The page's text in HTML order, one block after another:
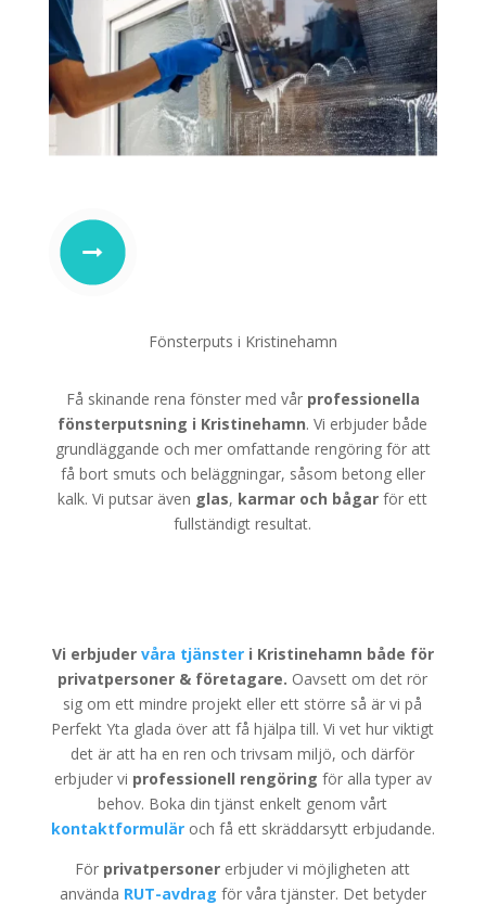
Fönsterputs i Kristinehamn
Få skinande rena fönster med vår professionella
fönsterputsning i Kristinehamn. Vi erbjuder både
grundläggande och mer omfattande rengöring för att
få bort smuts och beläggningar, såsom betong eller
kalk. Vi putsar även glas, karmar och bågar för ett
fullständigt resultat.
Vi erbjuder våra tjänsteri Kristinehamn både för
privatpersoner & företagare. Oavsett om det rör
sig om ett mindre projekt eller ett större så är vi på
Perfekt Yta glada över att få hjälpa till. Vi vet hur viktigt
det är att ha en ren och trivsam miljö, och därför
erbjuder vi professionell rengöring för alla typer av
behov. Boka din tjänst enkelt genom vårt
kontaktformuläroch få ett skräddarsytt erbjudande.
För privatpersoner erbjuder vi möjligheten att
använda RUT-avdrag för våra tjänster. Det betyder